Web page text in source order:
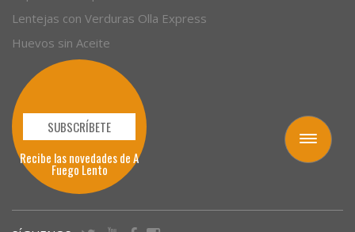
Toggle
navigation
Lentejas con Verduras Olla Express
Huevos sin Aceite
SUBSCRÍBETE
Recibe las novedades de A
Fuego Lento